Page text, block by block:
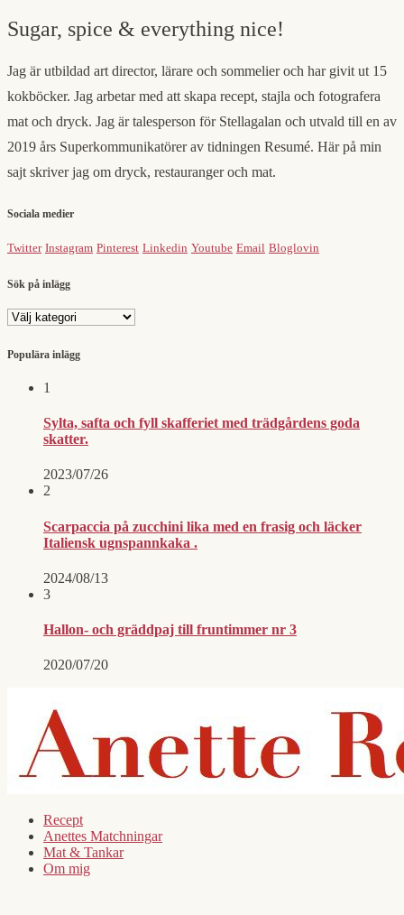
Sugar, spice & everything nice!
Jag är utbildad art director, lärare och sommelier och har givit ut 15
kokböcker. Jag arbetar med att skapa recept, stajla och fotografera
mat och dryck. Jag är talesperson för Stellagalan och utvald till en av
2019 års Superkommunikatörer av tidningen Resumé. Här på min
sajt skriver jag om dryck, restauranger och mat.
Sociala medier
Twitter Instagram Pinterest Linkedin Youtube Email Bloglovin
Sök på inlägg
Sök
inlägg
Populära inlägg
1
Sylta, safta och fyll skafferiet med trädgårdens goda
skatter.
2023/07/26
2
Scarpaccia på zucchini lika med en frasig och läcker
Italiensk ugnspannkaka .
2024/08/13
3
Hallon- och gräddpaj till fruntimmer nr 3
2020/07/20
Recept
Anettes Matchningar
Mat & Tankar
Om mig